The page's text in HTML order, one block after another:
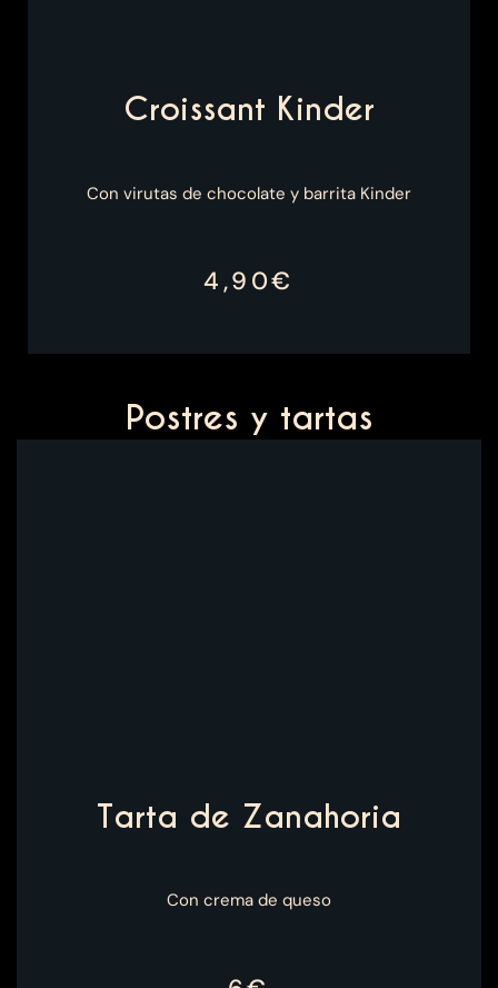
Croissant Kinder
Con virutas de chocolate y barrita Kinder
4,90€
Postres y tartas
Tarta de Zanahoria
Con crema de queso